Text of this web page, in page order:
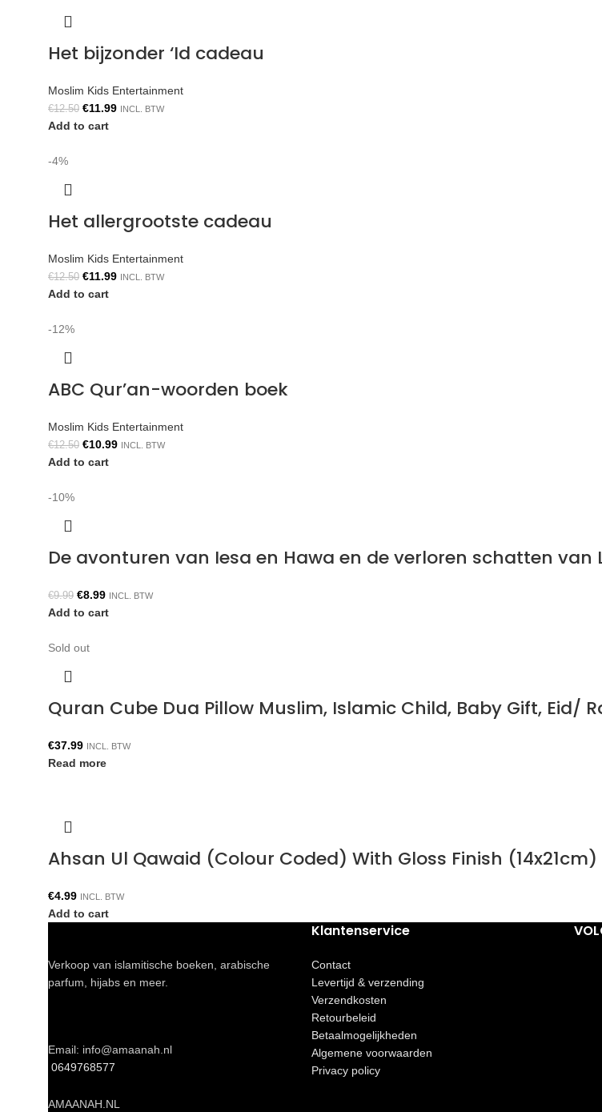
Het bijzonder ‘Id cadeau
Moslim Kids Entertainment
€12.50 €11.99 INCL. BTW
Add to cart
-4%
Het allergrootste cadeau
Moslim Kids Entertainment
€12.50 €11.99 INCL. BTW
Add to cart
-12%
ABC Qur’an-woorden boek
Moslim Kids Entertainment
€12.50 €10.99 INCL. BTW
Add to cart
-10%
De avonturen van Iesa en Hawa en de verloren schatten van
€9.99 €8.99 INCL. BTW
Add to cart
Sold out
Quran Cube Dua Pillow Muslim, Islamic Child, Baby Gift, Eid/
€37.99 INCL. BTW
Read more
Ahsan Ul Qawaid (Colour Coded) With Gloss Finish (14x21cm)
€4.99 INCL. BTW
Add to cart
Verkoop van islamitische boeken, arabische
parfum, hijabs en meer.
Email: info@amaanah.nl
0649768577
Klantenservice
Contact
Levertijd & verzending
Verzendkosten
Retourbeleid
Betaalmogelijkheden
Algemene voorwaarden
Privacy policy
AMAANAH.NL